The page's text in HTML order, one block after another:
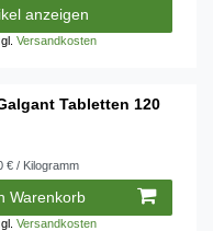
anzeigen
Versandkosten
Tabletten 120
€ / Kilogramm
Warenkorb
Versandkosten